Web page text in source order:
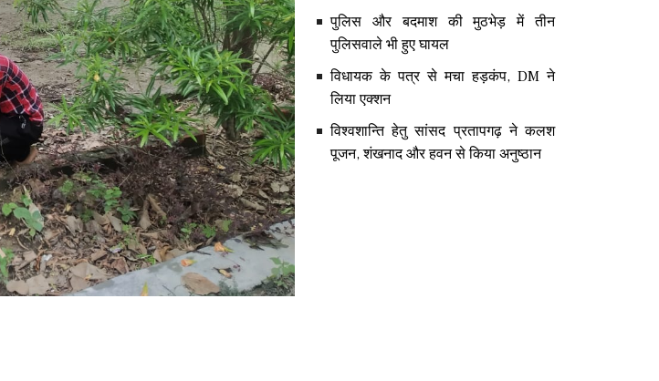
पुलिस और बदमाश की मुठभेड़ में तीन
पुलिसवाले भी हुए घायल
विधायक के पत्र से मचा हड़कंप, DM ने
लिया एक्शन
विश्वशान्ति हेतु सांसद प्रतापगढ़ ने कलश
पूजन, शंखनाद और हवन से किया अनुष्ठान